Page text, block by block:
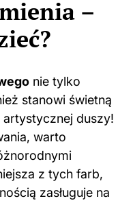
–
nie tylko
stanowi świetną
duszy!
warto
z tych farb,
zasługuje na